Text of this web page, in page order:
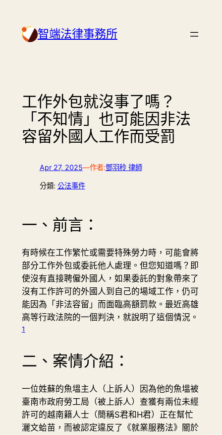
content 智端法律事務所
工作外包就沒事了嗎？
「不知情」也可能因非法
容留外國人工作而受罰
Apr 27, 2025—作者:鄧羽秢 律師
分類: 公法事件
一、前言：
有時候在工作繁忙或需要特殊勞力時，可能會將
部分工作外包或委託他人處理。但您知道嗎？即
使沒有直接聘僱外國人，如果委託的對象帶來了
沒有工作許可的外國人到自己的場域工作，仍可
能因為「非法容留」而面臨高額罰款。最近高雄
高等行政法院的一個判決，就說明了這個情況。
1
二、案情介紹：
一位姓蘇的魚塭主人（上訴人）因為他的魚塭被
臺南市政府勞工局（被上訴人）查獲有兩位未經
許可的越南籍人士（簡稱S君和H君）正在幫忙
灑文蛤苗，而被認定違反了《就業服務法》關於